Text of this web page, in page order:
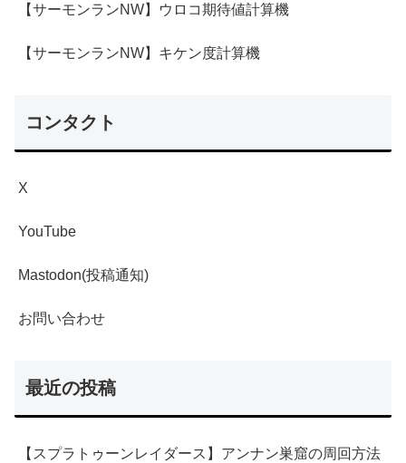
【サーモンランNW】ウロコ期待値計算機
【サーモンランNW】キケン度計算機
コンタクト
X
YouTube
Mastodon(投稿通知)
お問い合わせ
最近の投稿
【スプラトゥーンレイダース】アンナン巣窟の周回方法